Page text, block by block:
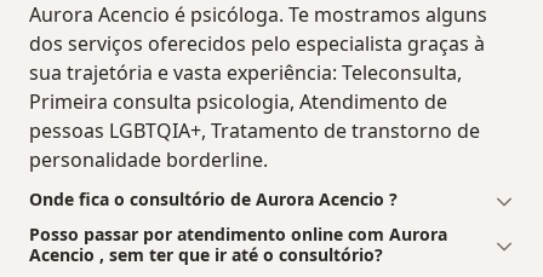
Aurora Acencio é psicóloga. Te mostramos alguns
dos serviços oferecidos pelo especialista graças à
sua trajetória e vasta experiência: Teleconsulta,
Primeira consulta psicologia, Atendimento de
pessoas LGBTQIA+, Tratamento de transtorno de
personalidade borderline.
Onde fica o consultório de Aurora Acencio ?
Posso passar por atendimento online com Aurora
Acencio , sem ter que ir até o consultório?